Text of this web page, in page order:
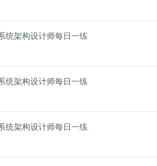
统架构设计师每日一练
统架构设计师每日一练
统架构设计师每日一练